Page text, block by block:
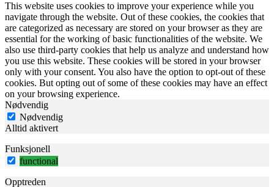
This website uses cookies to improve your experience while you
navigate through the website. Out of these cookies, the cookies that
are categorized as necessary are stored on your browser as they are
essential for the working of basic functionalities of the website. We
also use third-party cookies that help us analyze and understand how
you use this website. These cookies will be stored in your browser
only with your consent. You also have the option to opt-out of these
cookies. But opting out of some of these cookies may have an effect
on your browsing experience.
Nødvendig
Nødvendig
Alltid aktivert
Funksjonell
functional
Opptreden